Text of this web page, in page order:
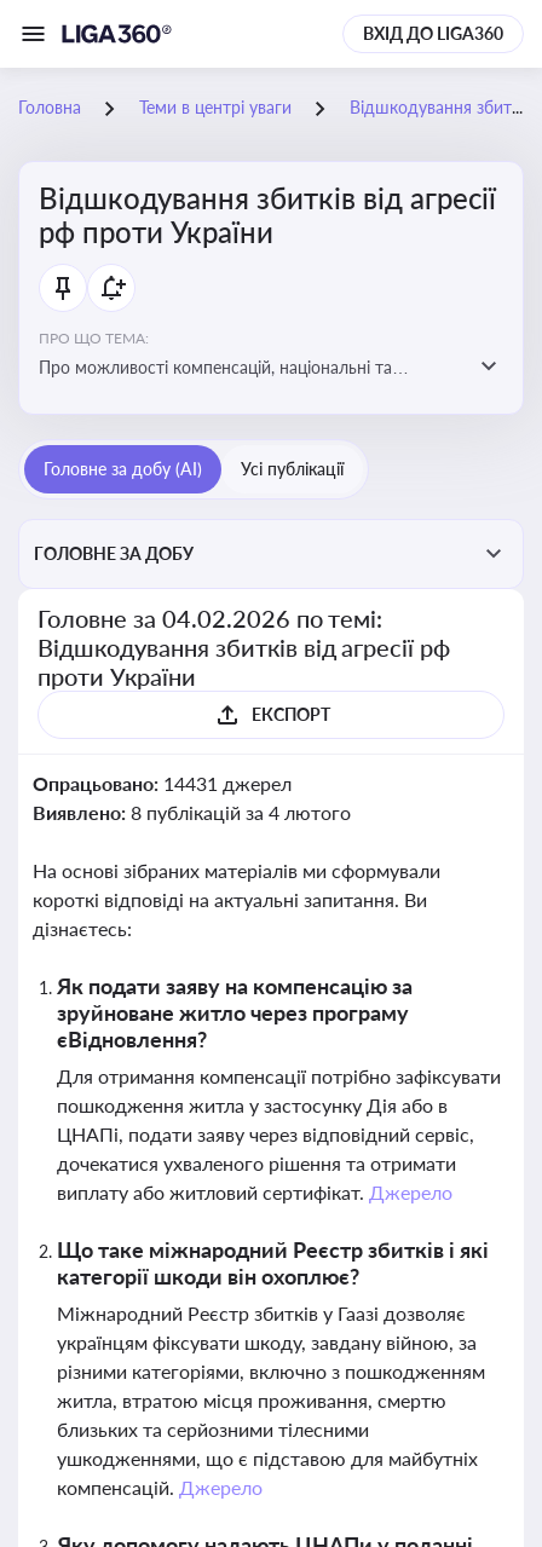
ВХІД ДО LIGA360
Головна Теми в центрі уваги Відшкодування збитків від агресії рф проти України
Відшкодування збитків від агресії
рф проти України
ПРО ЩО ТЕМА:
Про можливості компенсацій, національні та
Головне за добу (AI) Усі публікації
ГОЛОВНЕ ЗА ДОБУ
Головне за 04.02.2026 по темі:
Відшкодування збитків від агресії рф
проти України
ЕКСПОРТ
Опрацьовано: 14431 джерел
Виявлено: 8 публікацій за 4 лютого
На основі зібраних матеріалів ми сформували
короткі відповіді на актуальні запитання. Ви
дізнаєтесь:
Як подати заяву на компенсацію за
зруйноване житло через програму
єВідновлення?
Для отримання компенсації потрібно зафіксувати
пошкодження житла у застосунку Дія або в
ЦНАПі, подати заяву через відповідний сервіс,
дочекатися ухваленого рішення та отримати
виплату або житловий сертифікат. Джерело
Що таке міжнародний Реєстр збитків і які
категорії шкоди він охоплює?
Міжнародний Реєстр збитків у Гаазі дозволяє
українцям фіксувати шкоду, завдану війною, за
різними категоріями, включно з пошкодженням
житла, втратою місця проживання, смертю
близьких та серйозними тілесними
ушкодженнями, що є підставою для майбутніх
компенсацій. Джерело